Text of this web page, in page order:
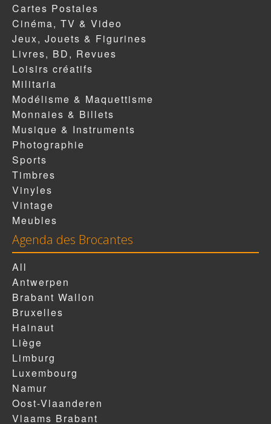
Cartes Postales
Cinéma, TV & Video
Jeux, Jouets & Figurines
Livres, BD, Revues
Loisirs créatifs
Militaria
Modélisme & Maquettisme
Monnaies & Billets
Musique & Instruments
Photographie
Sports
Timbres
Vinyles
Vintage
Meubles
Agenda des Brocantes
All
Antwerpen
Brabant Wallon
Bruxelles
Hainaut
Liège
Limburg
Luxembourg
Namur
Oost-Vlaanderen
Vlaams Brabant